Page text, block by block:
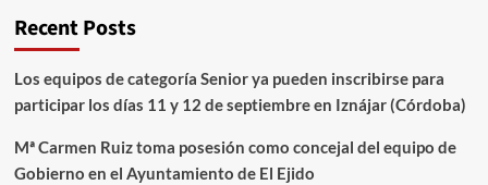
Recent Posts
Los equipos de categoría Senior ya pueden inscribirse para
participar los días 11 y 12 de septiembre en Iznájar (Córdoba)
Mª Carmen Ruiz toma posesión como concejal del equipo de
Gobierno en el Ayuntamiento de El Ejido